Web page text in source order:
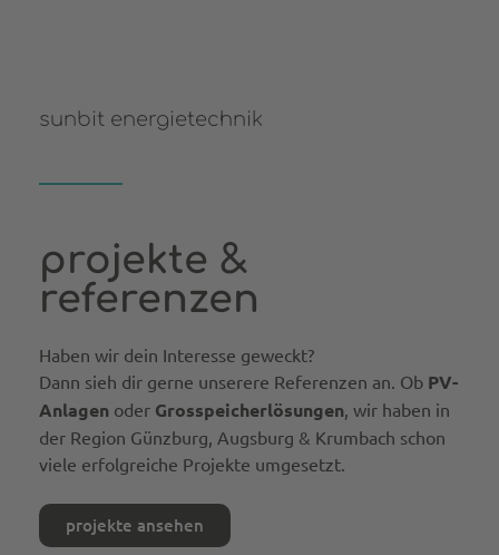
sunbit energietechnik
projekte &
referenzen
Haben wir dein Interesse geweckt?
Dann sieh dir gerne unserere Referenzen an. Ob PV-
Anlagen oder Grosspeicherlösungen , wir haben in
der Region Günzburg, Augsburg & Krumbach schon
viele erfolgreiche Projekte umgesetzt.
projekte ansehen